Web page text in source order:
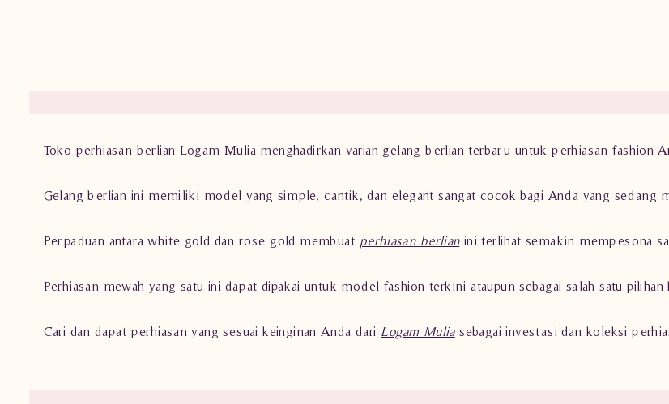
Toko perhiasan berlian Logam Mulia menghadirkan varian gelang berlian terbaru untuk perhiasan fashion
Gelang berlian ini memiliki model yang simple, cantik, dan elegant sangat cocok bagi Anda yang sedang
Perpaduan antara white gold dan rose gold membuat perhiasan berlianini terlihat semakin mempesona
Perhiasan mewah yang satu ini dapat dipakai untuk model fashion terkini ataupun sebagai salah satu
Cari dan dapat perhiasan yang sesuai keinginan Anda dari Logam Muliasebagai investasi dan koleksi